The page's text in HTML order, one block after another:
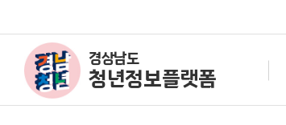
경상남도
청년정보플랫폼